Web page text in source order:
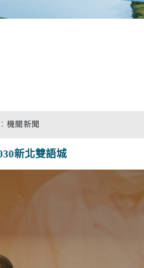
民生統計速報
電子布告欄
段資源
異地申辦項目
庭服務
警消
機關新聞
新北雙語城